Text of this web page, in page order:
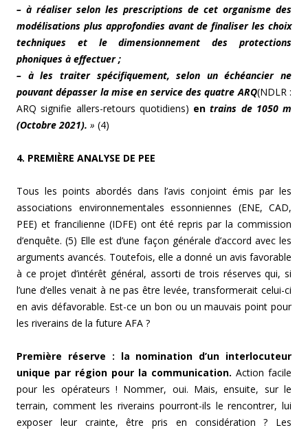
– à réaliser selon les prescriptions de cet organisme des
modélisations plus approfondies avant de finaliser les choix
techniques et le dimensionnement des protections
phoniques à effectuer ;
– à les traiter spécifiquement, selon un échéancier ne
pouvant dépasser la mise en service des quatre ARQ(NDLR :
ARQ signifie allers-retours quotidiens) en trains de 1050 m
(Octobre 2021). » (4)
4. PREMIÈRE ANALYSE DE PEE
Tous les points abordés dans l’avis conjoint émis par les
associations environnementales essonniennes (ENE, CAD,
PEE) et francilienne (IDFE) ont été repris par la commission
d’enquête. (5) Elle est d’une façon générale d’accord avec les
arguments avancés. Toutefois, elle a donné un avis favorable
à ce projet d’intérêt général, assorti de trois réserves qui, si
l’une d’elles venait à ne pas être levée, transformerait celui-ci
en avis défavorable. Est-ce un bon ou un mauvais point pour
les riverains de la future AFA ?
Première réserve : la nomination d’un interlocuteur
unique par région pour la communication. Action facile
pour les opérateurs ! Nommer, oui. Mais, ensuite, sur le
terrain, comment les riverains pourront-ils le rencontrer, lui
exposer leur crainte, être pris en considération ? Les